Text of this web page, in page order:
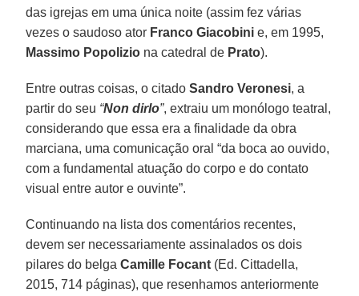
das igrejas em uma única noite (assim fez várias
vezes o saudoso ator Franco Giacobini e, em 1995,
Massimo Popolizio na catedral de Prato).
Entre outras coisas, o citadoSandro Veronesi, a
partir do seu “Non dirlo”, extraiu um monólogo teatral,
considerando que essa era a finalidade da obra
marciana, uma comunicação oral “da boca ao ouvido,
com a fundamental atuação do corpo e do contato
visual entre autor e ouvinte”.
Continuando na lista dos comentários recentes,
devem ser necessariamente assinalados os dois
pilares do belgaCamille Focant (Ed. Cittadella,
2015, 714 páginas), que resenhamos anteriormente